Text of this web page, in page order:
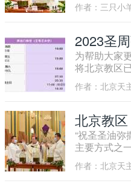
作者：三只小
2023圣
为帮助大家
将北京教区
仪庆典时间
作者：北京天
北京教
“祝圣圣油弥
主要方式
作者：北京天